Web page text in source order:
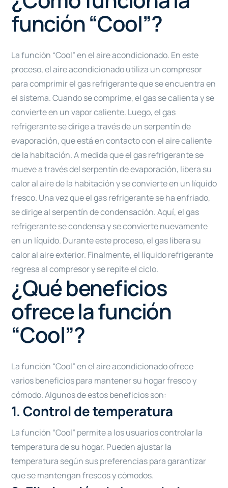
función “Cool”?
La función “Cool” en el aire acondicionado. En este
proceso, el aire acondicionado utiliza un compresor
para comprimir el gas refrigerante que se encuentra en
el sistema. Cuando se comprime, el gas se calienta y se
convierte en un vapor caliente. Luego, el gas
refrigerante se dirige a través de un serpentín de
evaporación, que está en contacto con el aire caliente
de la habitación. A medida que el gas refrigerante se
mueve a través del serpentín de evaporación, libera su
calor al aire de la habitación y se convierte en un líquido
fresco. Una vez que el gas refrigerante se ha enfriado,
se dirige al serpentín de condensación. Aquí, el gas
refrigerante se condensa y se convierte nuevamente
en un líquido. Durante este proceso, el gas libera su
calor al aire exterior. Finalmente, el líquido refrigerante
regresa al compresor y se repite el ciclo.
¿Qué beneficios
ofrece la función
“Cool”?
La función “Cool” en el aire acondicionado ofrece
varios beneficios para mantener su hogar fresco y
cómodo. Algunos de estos beneficios son:
1. Control de temperatura
La función “Cool” permite a los usuarios controlar la
temperatura de su hogar. Pueden ajustar la
temperatura según sus preferencias para garantizar
que se mantengan frescos y cómodos.